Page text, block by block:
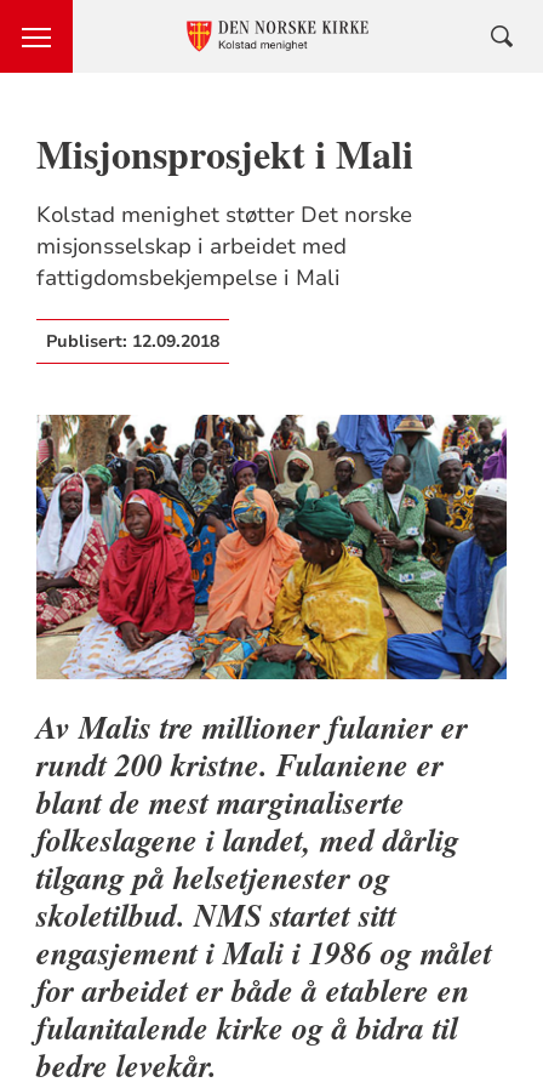
Misjonsprosjekt i Mali
Kolstad menighet støtter Det norske
misjonsselskap i arbeidet med
fattigdomsbekjempelse i Mali
Publisert: 12.09.2018
Av Malis tre millioner fulanier er
rundt 200 kristne. Fulaniene er
blant de mest marginaliserte
folkeslagene i landet, med dårlig
tilgang på helsetjenester og
skoletilbud. NMS startet sitt
engasjement i Mali i 1986 og målet
for arbeidet er både å etablere en
fulanitalende kirke og å bidra til
bedre levekår.